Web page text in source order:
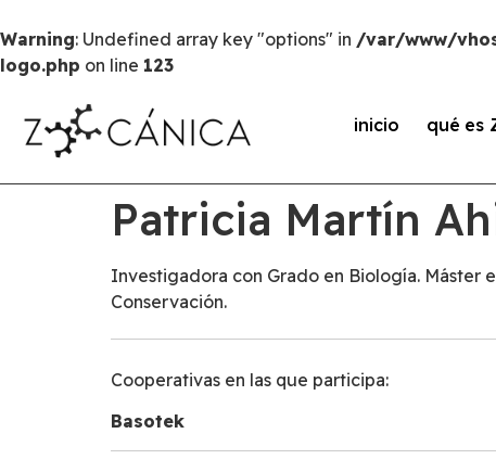
Warning: Undefined array key "options" in /var/www/
logo.php on line 123
inicio qué es
Patricia Martín
Investigadora con Grado en Biología. Máster
Conservación.
Cooperativas en las que participa:
Basotek